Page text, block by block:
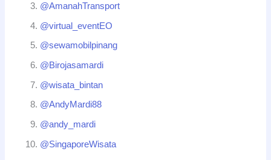
@AmanahTransport
@virtual_eventEO
@sewamobilpinang
@Birojasamardi
@wisata_bintan
@AndyMardi88
@andy_mardi
@SingaporeWisata